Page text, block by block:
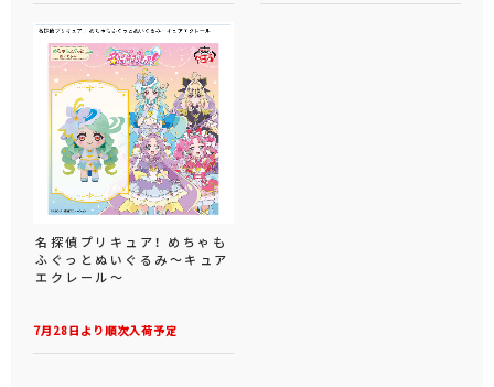
7月28日より順次入荷予定
名探偵プリキュア！ めちゃも
ふぐっとぬいぐるみ～キュア
エクレール～